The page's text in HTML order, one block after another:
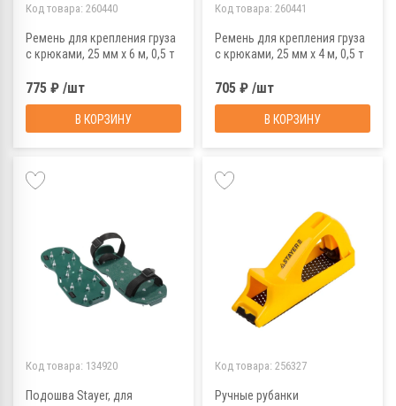
Код товара: 260440
Ремень для крепления груза
с крюками, 25 мм х 6 м, 0,5 т
775 ₽ /шт
В КОРЗИНУ
Код товара: 260441
Ремень для крепления груза
с крюками, 25 мм х 4 м, 0,5 т
705 ₽ /шт
В КОРЗИНУ
Код товара: 134920
Подошва Stayer, для
Код товара: 256327
Ручные рубанки